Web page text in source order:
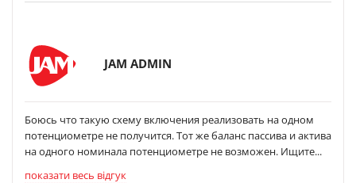
JAM ADMIN
Боюсь что такую схему включения реализовать на одном
потенциометре не получится. Тот же баланс пассива и актива
на одного номинала потенциометре не возможен. Ищите...
показати весь відгук